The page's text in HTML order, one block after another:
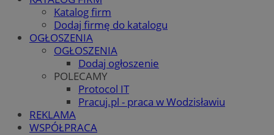
Katalog firm
Dodaj firmę do katalogu
OGŁOSZENIA
OGŁOSZENIA
Dodaj ogłoszenie
POLECAMY
Protocol IT
Pracuj.pl - praca w Wodzisławiu
REKLAMA
WSPÓŁPRACA